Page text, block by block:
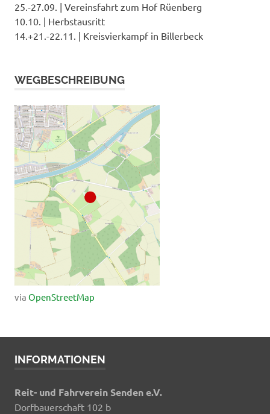
25.-27.09. | Vereinsfahrt zum Hof Rüenberg
10.10. | Herbstausritt
14.+21.-22.11. | Kreisvierkampf in Billerbeck
WEGBESCHREIBUNG
via OpenStreetMap
INFORMATIONEN
Reit- und Fahrverein Senden e.V.
Dorfbauerschaft 102 b